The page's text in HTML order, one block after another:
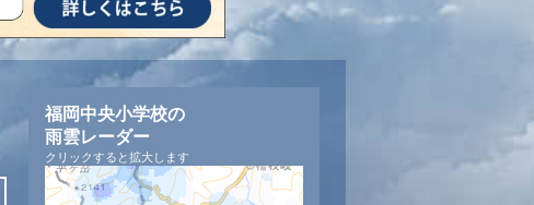
福岡中央小学校の
雨雲レーダー
クリックすると拡大します